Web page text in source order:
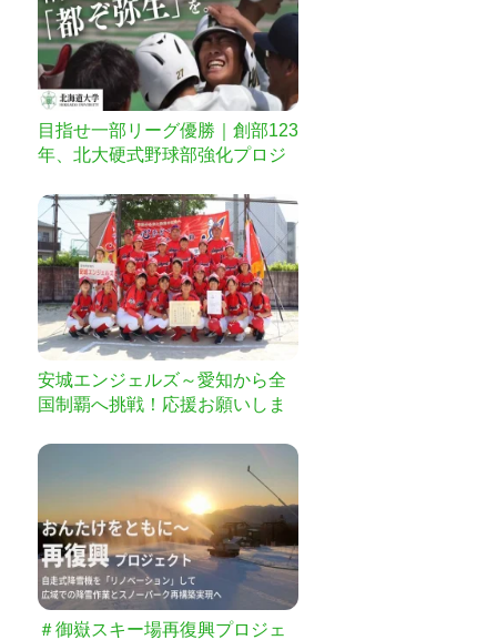
目指せ一部リーグ優勝｜創部123
年、北大硬式野球部強化プロジ
安城エンジェルズ～愛知から全
国制覇へ挑戦！応援お願いしま
＃御嶽スキー場再復興プロジェ